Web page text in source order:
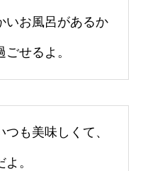
いお風呂があるか
せるよ。
も美味しくて、
。